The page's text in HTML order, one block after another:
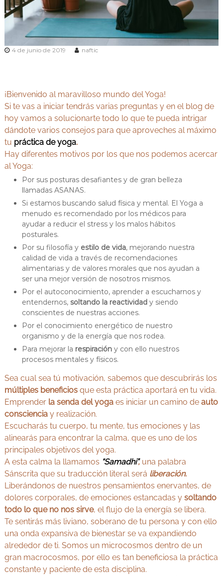
Y
o
g
y
u
r
e
d
a
v
e
d
a
n
i
4 de junio de 2019 naftic
¡Bienvenido al maravilloso mundo del Yoga!
Si te vas a iniciar tendrás varias preguntas y en el blog de
hoy vamos a solucionarte todo lo que te pueda intrigar
dándote varios consejos para que aproveches al máximo
tu práctica de yoga.
Hay diferentes motivos por los que nos podemos acercar
al Yoga:
Por sus posturas desafiantes y de gran belleza
llamadas ASANAS.
Si estamos buscando salud física y mental. El Yoga a
menudo es recomendado por los médicos para
ayudar a reducir el stress y los malos hábitos
posturales.
Por su filosofía y estilo de vida, mejorando nuestra
calidad de vida a través de recomendaciones
alimentarias y de valores morales que nos ayudan a
ser una mejor versión de nosotros mismos.
Por el autoconocimiento, aprender a escucharnos y
entendernos, soltando la reactividady siendo
conscientes de nuestras acciones.
Por el conocimiento energético de nuestro
organismo y de la energía que nos rodea.
Para mejorar la respiracióny con ello nuestros
procesos mentales y físicos.
Sea cual sea tú motivación, sabemos que descubrirás los
múltiples beneficiosque esta práctica aportará en tu vida.
Emprenderla senda del yoga es iniciar un camino de auto
conscienciay realización.
Escucharás tu cuerpo, tu mente, tus emociones y las
alinearás para encontrar la calma, que es uno de los
principales objetivos del yoga.
A esta calma la llamamos “Samadhi”,una palabra
Sánscrita que su traducción literal será liberación.
Liberándonos de nuestros pensamientos enervantes, de
dolores corporales, de emociones estancadas y soltando
todo lo que no nos sirve, el flujo de la energía se libera.
Te sentirás más liviano, soberano de tu persona y con ello
una onda expansiva de bienestar se va expandiendo
alrededor de ti. Somos un microcosmos dentro de un
gran macrocosmos, por ello es tan beneficiosa la práctica
constante y paciente de esta disciplina.